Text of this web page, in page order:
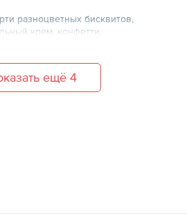
разноцветных бисквитов,
крем, конфетти.
ещё 4